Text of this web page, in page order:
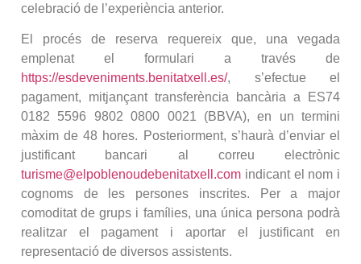
celebració de l’experiència anterior.
El procés de reserva requereix que, una vegada
emplenat el formulari a través de
https://esdeveniments.benitatxell.es/, s’efectue el
pagament, mitjançant transferència bancària a ES74
0182 5596 9802 0800 0021 (BBVA), en un termini
màxim de 48 hores. Posteriorment, s’haurà d’enviar el
justificant bancari al correu electrònic
turisme@elpoblenoudebenitatxell.com indicant el nom i
cognoms de les persones inscrites. Per a major
comoditat de grups i famílies, una única persona podrà
realitzar el pagament i aportar el justificant en
representació de diversos assistents.